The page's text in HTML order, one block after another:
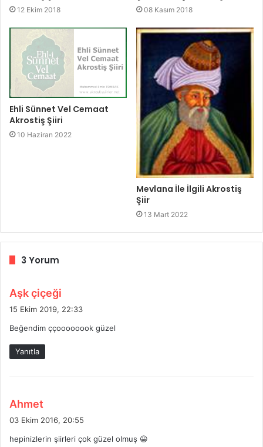
12 Ekim 2018 08 Kasım 2018
Ehli Sünnet Vel Cemaat
Akrostiş Şiiri
10 Haziran 2022
Mevlana İle İlgili Akrostiş
Şiir
13 Mart 2022
3 Yorum
Aşk çiçeği
i
15 Ekim 2019, 22:33
Beğendim ççoooooook güzel
Yanıtla
Ahmet
i
03 Ekim 2016, 20:55
hepinizlerin şiirleri çok güzel olmuş 😀